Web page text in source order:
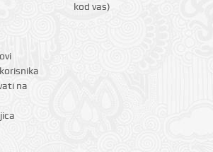
kod vas)
na